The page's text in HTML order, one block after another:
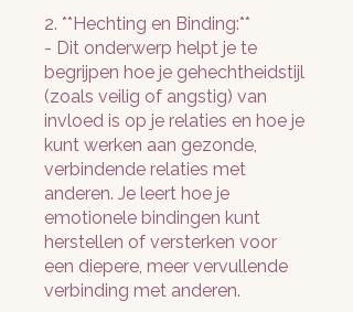
2. **Hechting en Binding:**
- Dit onderwerp helpt je te
begrijpen hoe je gehechtheidstijl
(zoals veilig of angstig) van
invloed is op je relaties en hoe je
kunt werken aan gezonde,
verbindende relaties met
anderen. Je leert hoe je
emotionele bindingen kunt
herstellen of versterken voor
een diepere, meer vervullende
verbinding met anderen.